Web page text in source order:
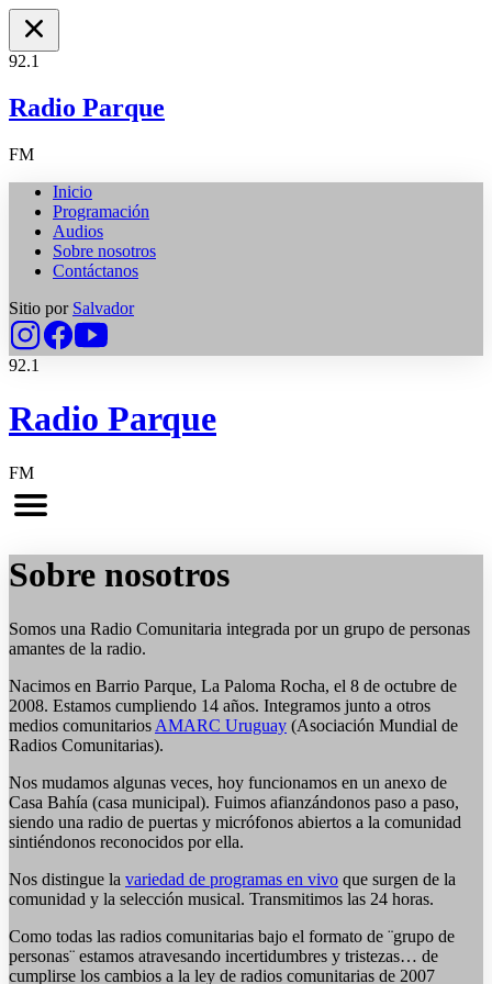
92.1
Radio Parque
FM
Inicio
Programación
Audios
Sobre nosotros
Contáctanos
Sitio por Salvador
92.1
Radio Parque
FM
Sobre nosotros
Somos una Radio Comunitaria integrada por un grupo de personas
amantes de la radio.
Nacimos en Barrio Parque, La Paloma Rocha, el 8 de octubre de
2008. Estamos cumpliendo 14 años. Integramos junto a otros
medios comunitarios AMARC Uruguay (Asociación Mundial de
Radios Comunitarias).
Nos mudamos algunas veces, hoy funcionamos en un anexo de
Casa Bahía (casa municipal). Fuimos afianzándonos paso a paso,
siendo una radio de puertas y micrófonos abiertos a la comunidad
sintiéndonos reconocidos por ella.
Nos distingue la variedad de programas en vivo que surgen de la
comunidad y la selección musical. Transmitimos las 24 horas.
Como todas las radios comunitarias bajo el formato de ¨grupo de
personas¨ estamos atravesando incertidumbres y tristezas… de
cumplirse los cambios a la ley de radios comunitarias de 2007